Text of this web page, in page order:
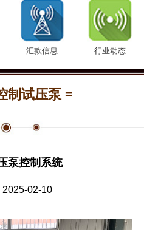
汇款信息 行业动态
制试压泵 =
泵控制系统
2025-02-10